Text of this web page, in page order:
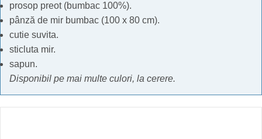
prosop preot (bumbac 100%).
pânză de mir bumbac (100 x 80 cm).
cutie suvita.
sticluta mir.
sapun.
Disponibil pe mai multe culori, la cerere.